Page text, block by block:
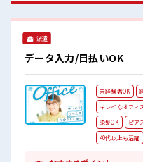
事をご提案≫ 一人
です！ ■職場の雰囲気 キバツ過ぎなければ髪色・髪型は自
意が必要ですね★
派遣
データ入力/日払いOK
未経験者OK
キレイなオフィ
染髪OK
ピア
40代以上も活躍